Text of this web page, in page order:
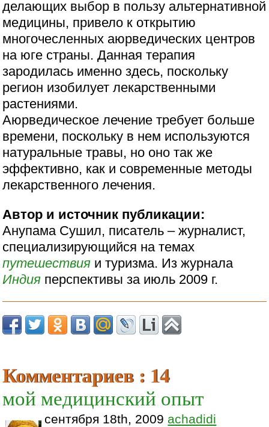
делающих выбор в пользу альтернативной
медицины, привело к открытию
многочесленных аюрведических центров
на юге страны. Данная терапия
зародилась именно здесь, поскольку
регион изобилует лекарственными
растениями.
Аюрведическое лечение требует больше
времени, поскольку в нем используются
натуральные травы, но оно так же
эффективно, как и современные методы
лекарственного лечения.
Автор и источник публикации:
Анупама Сушил, писатель – журналист,
специализирующийся на темах
путешествия и туризма. Из журнала
Индия перспективы за июль 2009 г.
Комментариев : 14
мой медицинский опыт
сентября 18th, 2009 achadidi